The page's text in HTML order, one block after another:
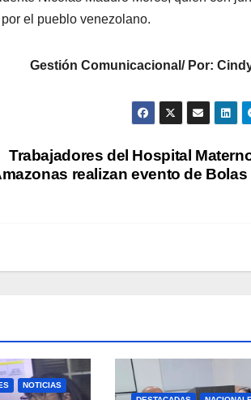
el pueblo venezolano.
Gestión Comunicacional/ Por:
Trabajadores del Hospital
realizan evento de Bolas
NOTICIAS